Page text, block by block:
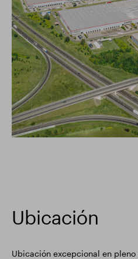
Ubicación
Ubicación excepcional en